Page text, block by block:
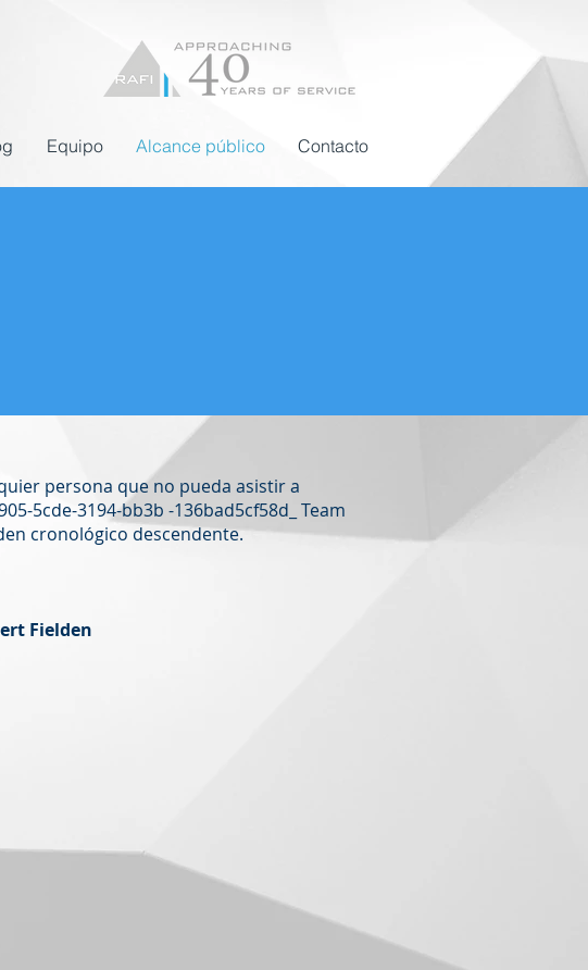
Equipo Alcance público Contacto
persona que no pueda asistir a
5cde-3194-bb3b -136bad5cf58d_ Team
cronológico descendente.
Fielden